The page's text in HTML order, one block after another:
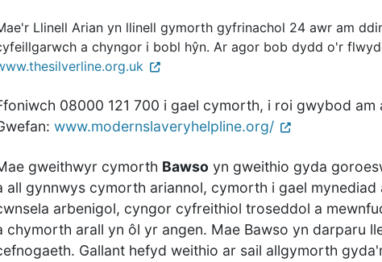
Llinell Arian yn llinell gymorth gyfrinachol 24 awr am
a chyngor i bobl hŷn. Ar agor bob dydd o'r
08000 121 700 i gael cymorth, i roi gwybod am
www.modernslaveryhelpline.org/
gweithwyr cymorth Bawso yn gweithio gyda
all gynnwys cymorth ariannol, cymorth i gael mynediad
arbenigol, cyngor cyfreithiol troseddol a
chymorth arall yn ôl yr angen. Mae Bawso yn darparu
Gallant hefyd weithio ar sail allgymorth